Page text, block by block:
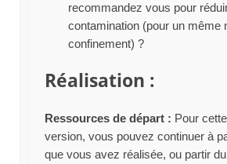
recommandez vous pour
contamination (pour un même
confinement) ?
Réalisation :
Ressources de départ : Pour
version, vous pouvez continuer à
que vous avez réalisée, ou partir